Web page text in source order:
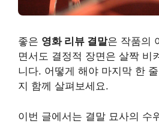
좋은 영화 리뷰 결말은 작품의
면서도 결정적 장면은 살짝 비
니다. 어떻게 해야 마지막 한
지 함께 살펴보세요.
이번 글에서는 결말 묘사의 수